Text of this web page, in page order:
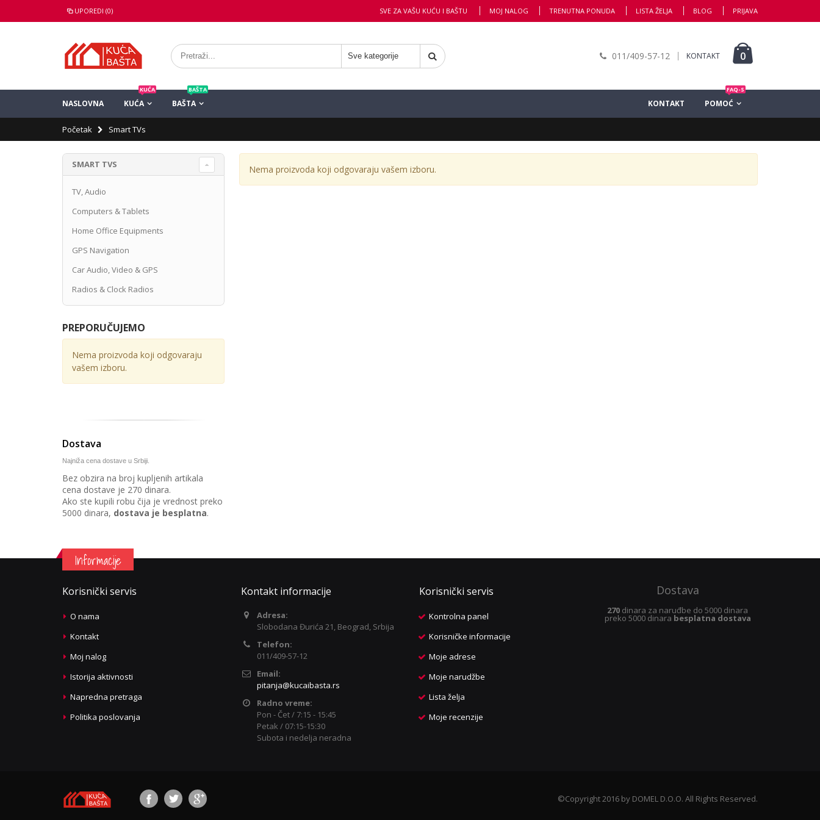
UPOREDI (0) MOJ NALOG TRENUTNA PONUDA LISTA ŽELJA BLOG PRIJAVA
SVE ZA VAŠU KUĆU I BAŠTU
011/409-57-12 KONTAKT 0
NASLOVNA KUĆA
KUĆA
BAŠTA
BAŠTA
POMOĆ
FAQ-S
KONTAKT
Početak Smart TVs
Nema proizvoda koji odgovaraju vašem izboru.
SMART TVS
TV, Audio
Computers & Tablets
Home Office Equipments
GPS Navigation
Car Audio, Video & GPS
Radios & Clock Radios
PREPORUČUJEMO
Nema proizvoda koji odgovaraju
vašem izboru.
Dostava
Najniža cena dostave u Srbiji.
Bez obzira na broj kupljenih artikala
cena dostave je 270 dinara.
Ako ste kupili robu čija je vrednost preko
5000 dinara, dostava je besplatna.
Informacije
Korisnički servis
O nama
Kontakt
Moj nalog
Istorija aktivnosti
Napredna pretraga
Politika poslovanja
Kontakt informacije
Adresa:
Slobodana Đurića 21, Beograd, Srbija
Telefon:
011/409-57-12
Email:
pitanja@kucaibasta.rs
Radno vreme:
Pon - Čet / 7:15 - 15:45
Petak / 07:15-15:30
Subota i nedelja neradna
Korisnički servis
Kontrolna panel
Korisničke informacije
Moje adrese
Moje narudžbe
Lista želja
Moje recenzije
Dostava
270 dinara za naruđbe do 5000 dinara
preko 5000 dinara besplatna dostava
©Copyright 2016 by DOMEL D.O.O. All Rights Reserved.